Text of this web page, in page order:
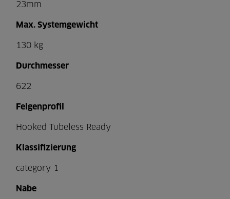
23mm
Max. Systemgewicht
130 kg
Durchmesser
622
Felgenprofil
Hooked Tubeless Ready
Klassifizierung
category 1
Nabe